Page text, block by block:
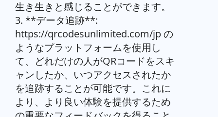
生き生きと感じることができます。
3. **データ追跡**:
https://qrcodesunlimited.com/jp の
ようなプラットフォームを使用し
て、どれだけの人がQRコードをスキ
ャンしたか、いつアクセスされたか
を追跡することが可能です。これに
より、より良い体験を提供するため